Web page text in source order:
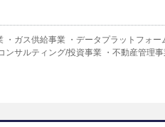
・ガス供給事業 ・データプラットフォー
ンサルティング/投資事業 ・不動産管理